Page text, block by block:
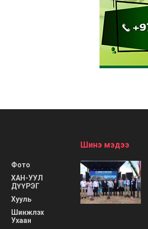
Фото
ХАН-УУЛ
ДҮҮРЭГ
Хууль
Шинжлэх
Ухаан
Шинэ мэдээ